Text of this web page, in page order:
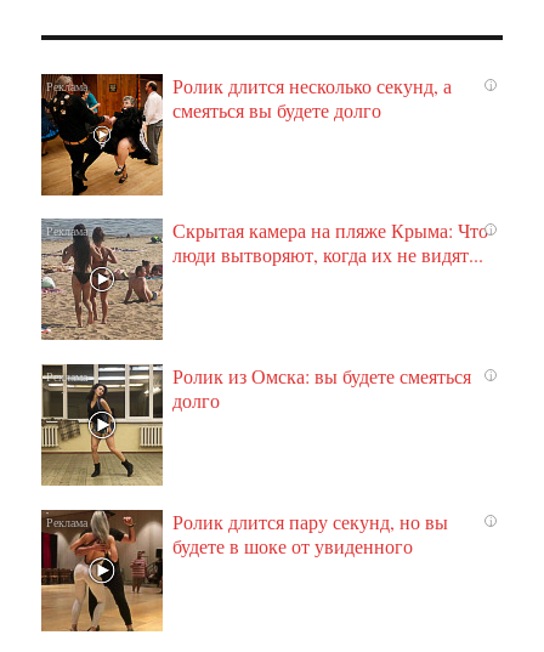
i
Ролик длится несколько секунд, а
смеяться вы будете долго
i
Скрытая камера на пляже Крыма: Что
люди вытворяют, когда их не видят...
i
Ролик из Омска: вы будете смеяться
долго
i
Ролик длится пару секунд, но вы
будете в шоке от увиденного